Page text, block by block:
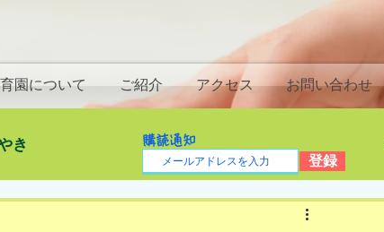
園について ご紹介 アクセス お問い合わせ
き 購読通知
登録